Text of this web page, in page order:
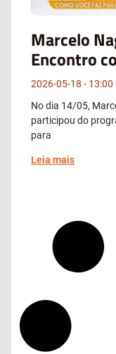
Marcelo
Encontro
2026-05-18
13:00
No dia 14/05,
participou do
para
Leia mais